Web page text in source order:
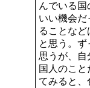
んでいる
いい機会だ
ることな
と思う。
思うが、
国人のこと
てみると、